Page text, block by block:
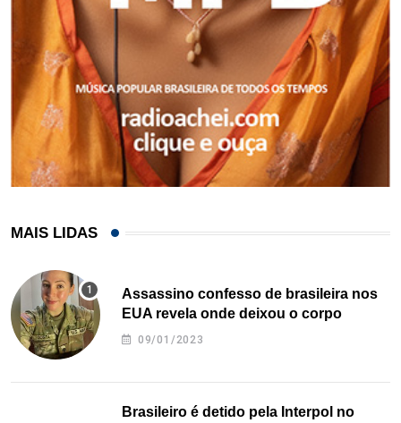
MAIS LIDAS
Assassino confesso de brasileira nos
EUA revela onde deixou o corpo
09/01/2023
Brasileiro é detido pela Interpol no